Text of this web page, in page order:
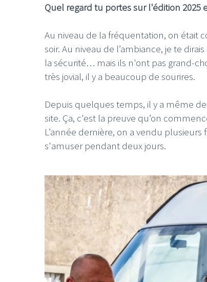
Quel regard tu portes sur l'édition
Au niveau de la fréquentation, on était
soir. Au niveau de l’ambiance, je te
la sécurité… mais ils n'ont pas grand-
très jovial, il y a beaucoup de sourires.
Depuis quelques temps, il y a même
site. Ça, c'est la preuve qu’on
L’année dernière, on a vendu
s'amuser pendant deux jours.